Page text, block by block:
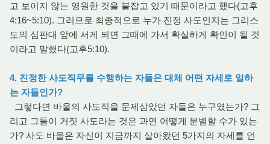
고 보이지 않는 영원한 것을 붙잡고 있기 때문이라고 했다(고후
4:16~5:10). 그러므로 최종적으로 누가 진정 사도인지는 그리스
도의 심판대 앞에 서게 되면 그때에 가서 확실하게 확인이 될 것
이라고 말했다(고후5:10).
4. 진정한 사도직무를 수행하는 자들은 대체 어떤 자세로 일하
는 자들인가?
그렇다면 바울의 사도직을 문제삼았던 자들은 누구였는가? 그
리고 그들이 거짓 사도라는 것은 과연 어떻게 분별할 수가 있는
가? 사도 바울은 자신이 지금까지 살아왔던 5가지의 자세를 언